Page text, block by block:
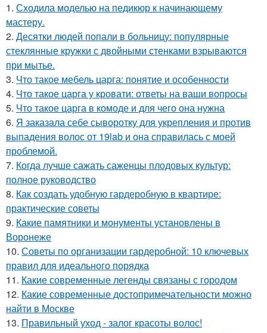
1. Сходила моделью на педикюр к начинающему
мастеру.
2. Десятки людей попали в больницу: популярные
стеклянные кружки с двойными стенками взрываются
при мытье.
3. Что такое мебель царга: понятие и особенности
4. Что такое царга у кровати: ответы на ваши вопросы
5. Что такое царга в комоде и для чего она нужна
6. Я заказала себе сыворотку для укрепления и против
выпадения волос от 19lab и она справилась с моей
проблемой.
7. Когда лучше сажать саженцы плодовых культур:
полное руководство
8. Как создать удобную гардеробную в квартире:
практические советы
9. Какие памятники и монументы установлены в
Воронеже
10. Советы по организации гардеробной: 10 ключевых
правил для идеального порядка
11. Какие современные легенды связаны с городом
12. Какие современные достопримечательности можно
найти в Москве
13. Правильный уход - залог красоты волос!